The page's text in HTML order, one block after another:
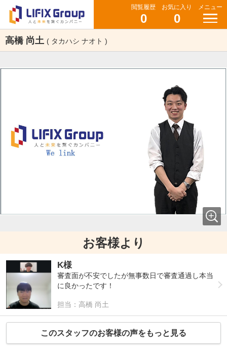
閲覧履歴
0
お気に入り
0
メニュー
高橋 尚土 ( タカハシ ナオト )
お客様より
K様
審査面が不安でしたが無事数日で審査通過し本当
に良かったです！
担当：高橋 尚土
このスタッフのお客様の声をもっと見る